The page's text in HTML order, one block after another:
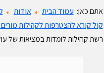
אתם כאן: עמוד הבית אודות
קול קורא להצטרפות לקהילות מורים
רשת קהילות לומדות במציאות של